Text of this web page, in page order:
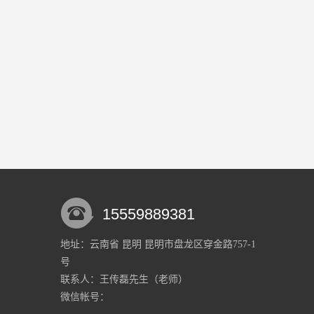
15559889381
地址：云南省 昆明 昆明市盘龙区穿金路757-1
号
联系人：王传磊先生 （老师）
微信帐号：